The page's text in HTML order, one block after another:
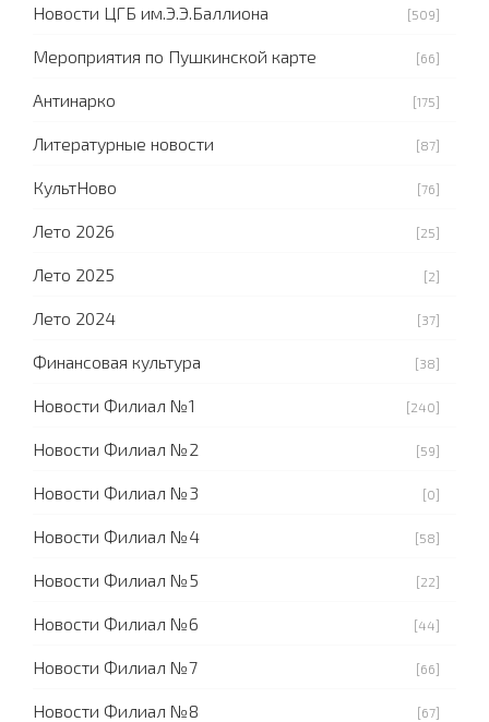
Новости ЦГБ им.Э.Э.Баллиона [509]
Мероприятия по Пушкинской карте [66]
Антинарко [175]
Литературные новости [87]
КультНово [76]
Лето 2026 [25]
Лето 2025 [2]
Лето 2024 [37]
Финансовая культура [38]
Новости Филиал №1 [240]
Новости Филиал №2 [59]
Новости Филиал №3 [0]
Новости Филиал №4 [58]
Новости Филиал №5 [22]
Новости Филиал №6 [44]
Новости Филиал №7 [66]
Новости Филиал №8 [67]